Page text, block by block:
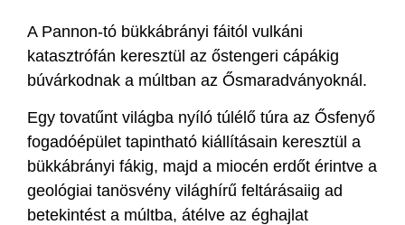
A Pannon-tó bükkábrányi fáitól vulkáni
katasztrófán keresztül az őstengeri cápákig
búvárkodnak a múltban az Ősmaradványoknál.
Egy tovatűnt világba nyíló túlélő túra az Ősfenyő
fogadóépület tapintható kiállításain keresztül a
bükkábrányi fákig, majd a miocén erdőt érintve a
geológiai tanösvény világhírű feltárásaiig ad
betekintést a múltba, átélve az éghajlat